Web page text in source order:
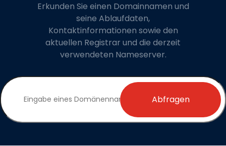
Erkunden Sie einen Domainnamen und
seine Ablaufdaten,
Kontaktinformationen sowie den
aktuellen Registrar und die derzeit
verwendeten Nameserver.
Abfragen